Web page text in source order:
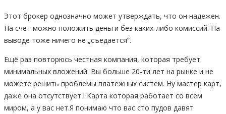
Этот брокер однозначно может утверждать, что он надежен.
На счет можно положить деньги без каких-либо комиссий. На
выводе тоже ничего не „съедается“.
Ещё раз повторюсь честная компания, которая требует
минимальных вложений. Вы больше 20-ти лет на рынке и не
можете решить проблемы платежных систем. Ну мастер карт,
даже она отсутствует ! Карта которая работает со всем
миром, а у вас нет.Я понимаю что вас сто пудов давят